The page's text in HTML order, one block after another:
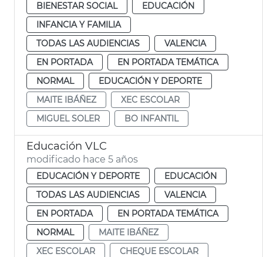
BIENESTAR SOCIAL
EDUCACIÓN
INFANCIA Y FAMILIA
TODAS LAS AUDIENCIAS
VALENCIA
EN PORTADA
EN PORTADA TEMÁTICA
NORMAL
EDUCACIÓN Y DEPORTE
MAITE IBÁÑEZ
XEC ESCOLAR
MIGUEL SOLER
BO INFANTIL
Educación VLC
modificado hace 5 años
EDUCACIÓN Y DEPORTE
EDUCACIÓN
TODAS LAS AUDIENCIAS
VALENCIA
EN PORTADA
EN PORTADA TEMÁTICA
NORMAL
MAITE IBÁÑEZ
XEC ESCOLAR
CHEQUE ESCOLAR